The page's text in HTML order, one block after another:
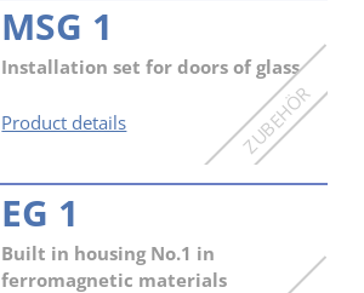
MSG 1
Installation set for doors of glass
Product detailsMSG
EG 1
Built in housing No.1 in
ferromagnetic materials